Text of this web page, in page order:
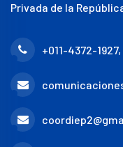
Privada de la
+011-4372-